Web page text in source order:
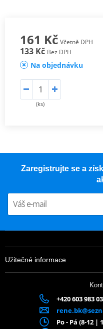
161 Kč Včetně DPH
133 Kč Bez DPH
Na objednávku
(ks)
Zaregistrujte se a
Užitečné informace
+420 603 983
Po - Pá (8-12 |